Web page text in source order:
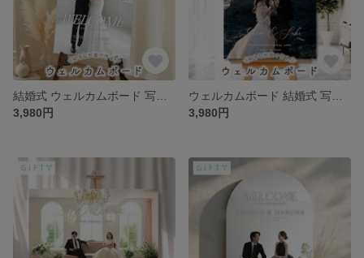
3,980円
3,980円